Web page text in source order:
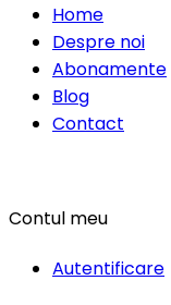
Home
Despre noi
Abonamente
Blog
Contact
Contul meu
Autentificare